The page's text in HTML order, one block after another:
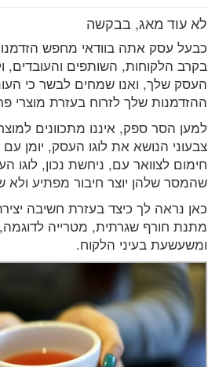
לא עוד מאג, בבקשה
כבעל עסק אתה בוודאי מחפש
בקרב הלקוחות, השותפים והעובדים,
העסק שלך, ואנו שמחים לבשר כי
ההזדמנות שלך לזרוח בעזרת מוצרי
למען הסר ספק, איננו מתכוונים
צבעוני הנושא את לוגו העסק, יומן
חימום לצוואר עם, ניחשת נכון,
שהמסר שלהן יוצר חיבור מפתיע
כאן נראה לך כיצד בעזרת חשיבה
מתנת חורף שגרתית, מטרייה
ומשעשעת בעיני הלקוח.